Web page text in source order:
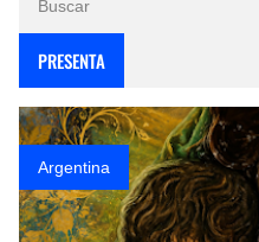
PRESENTA
Argentina